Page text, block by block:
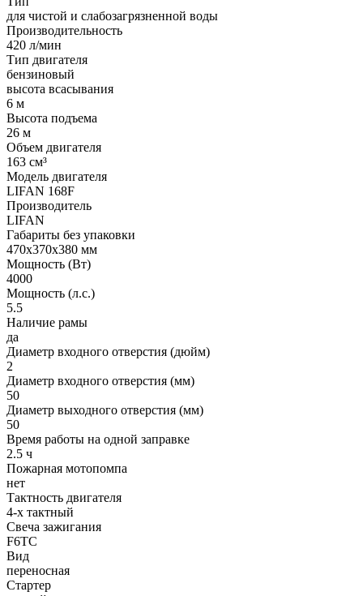
для чистой и слабозагрязненной воды
Производительность
420 л/мин
Тип двигателя
бензиновый
высота всасывания
6 м
Высота подъема
26 м
Объем двигателя
163 см³
Модель двигателя
LIFAN 168F
Производитель
LIFAN
Габариты без упаковки
470х370х380 мм
Мощность (Вт)
4000
Мощность (л.с.)
5.5
Наличие рамы
да
Диаметр входного отверстия (дюйм)
2
Диаметр входного отверстия (мм)
50
Диаметр выходного отверстия (мм)
50
Время работы на одной заправке
2.5 ч
Пожарная мотопомпа
нет
Тактность двигателя
4-х тактный
Свеча зажигания
F6TC
Вид
переносная
Стартер